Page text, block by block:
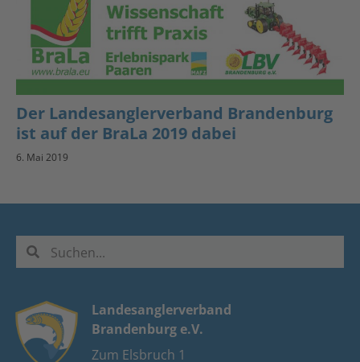
Der Landesanglerverband Brandenburg
ist auf der BraLa 2019 dabei
6. Mai 2019
Landesanglerverband
Brandenburg e.V.
Zum Elsbruch 1